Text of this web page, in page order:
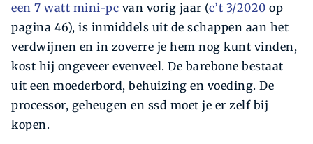
een 7 watt mini-pc van vorig jaar (c’t 3/2020 op
pagina 46), is inmiddels uit de schappen aan het
verdwijnen en in zoverre je hem nog kunt vinden,
kost hij ongeveer evenveel. De barebone bestaat
uit een moederbord, behuizing en voeding. De
processor, geheugen en ssd moet je er zelf bij
kopen.